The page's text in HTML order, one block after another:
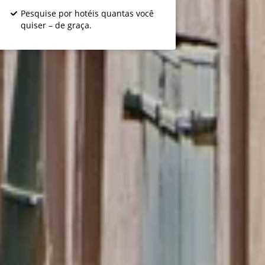
Pesquise por hotéis quantas você
quiser – de graça.